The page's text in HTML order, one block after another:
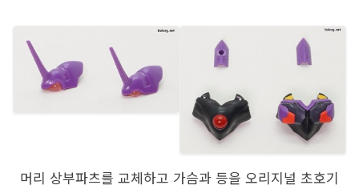
머리 상부파츠를 교체하고 가슴과 등을 오리지널 초호기